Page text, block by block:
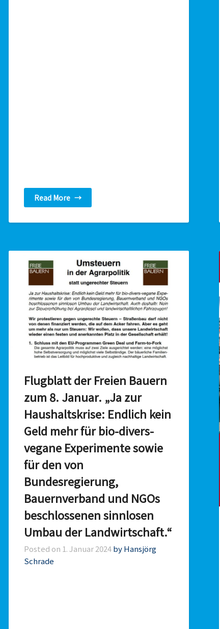
Read More →
Flugblatt der Freien Bauern
zum 8. Januar. „Ja zur
Haushaltskrise: Endlich kein
Geld mehr für bio-divers-
vegane Experimente sowie
für den von
Bundesregierung,
Bauernverband und NGOs
beschlossenen sinnlosen
Umbau der Landwirtschaft.“
Posted on 1. Januar 2024by Hansjörg
Schrade